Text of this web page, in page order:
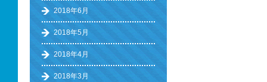
2018年6月
2018年5月
2018年4月
2018年3月